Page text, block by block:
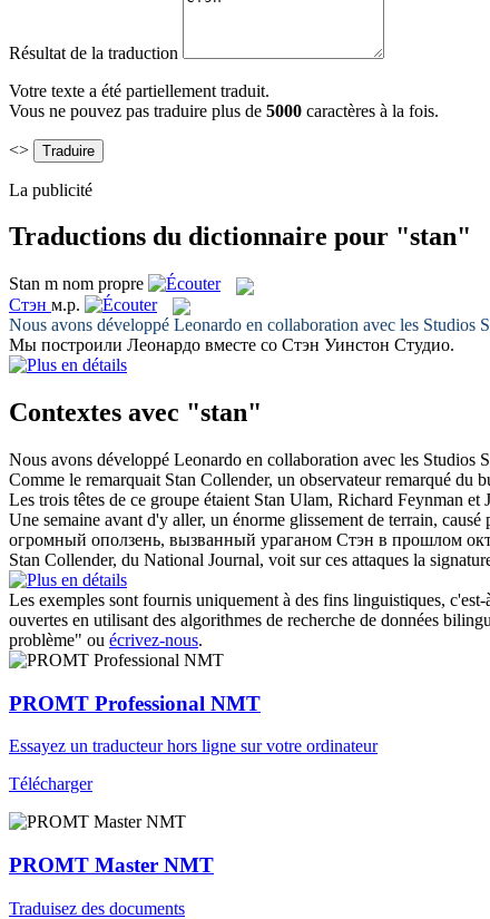
Résultat de la traduction
Votre texte a été partiellement traduit.
Vous ne pouvez pas traduire plus de 5000 caractères à la fois.
<>
La publicité
Traductions du dictionnaire pour "stan"
Stan m nom propre
Стэн м.р.
Nous avons développé Leonardo en collaboration avec les Studios
Мы построили Леонардо вместе со Стэн Уинстон Студио.
Contextes avec "stan"
Nous avons développé Leonardo en collaboration avec les Studios
Comme le remarquait Stan Collender, un observateur remarqué du
Les trois têtes de ce groupe étaient Stan Ulam, Richard Feynman et
Une semaine avant d'y aller, un énorme glissement de terrain, causé
огромный оползень, вызванный ураганом Стэн в прошлом
Stan Collender, du National Journal, voit sur ces attaques la
Les exemples sont fournis uniquement à des fins linguistiques,
ouvertes en utilisant des algorithmes de recherche de données
problème" ou écrivez-nous.
PROMT Professional NMT
Essayez un traducteur hors ligne sur votre ordinateur
Télécharger
PROMT Master NMT
Traduisez des documents